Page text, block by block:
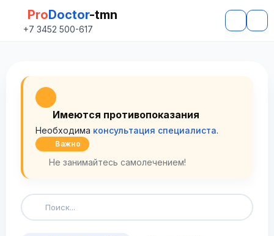
ProDoctor-tmn
+7 3452 500-617
Имеются противопоказания
Необходима консультация специалиста.
Важно
Не занимайтесь самолечением!